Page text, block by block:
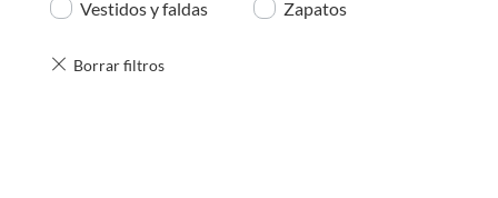
Vestidos y faldas Zapatos